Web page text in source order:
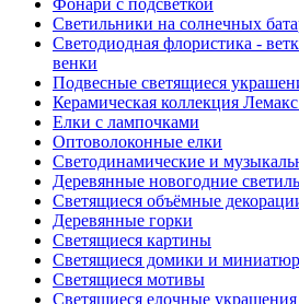
Фонари с подсветкой
Светильники на солнечных
Светодиодная флористика -
венки
Подвесные светящиеся
Керамическая коллекция
Елки с лампочками
Оптоволоконные елки
Светодинамические и
Деревянные новогодние
Светящиеся объёмные
Деревянные горки
Светящиеся картины
Светящиеся домики и
Светящиеся мотивы
Светящиеся елочные украшения